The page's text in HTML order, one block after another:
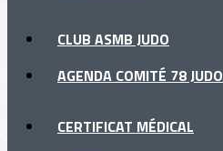
CLUB ASMB JUDO
AGENDA COMITÉ 78 JUDO
CERTIFICAT MÉDICAL